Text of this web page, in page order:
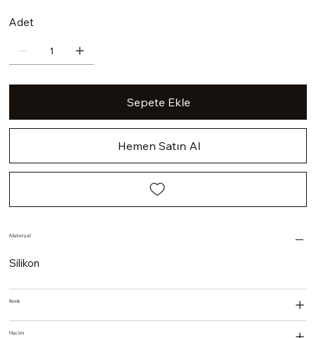
Adet
Sepete Ekle
Hemen Satın Al
Materyal
Silikon
Renk
Hacim